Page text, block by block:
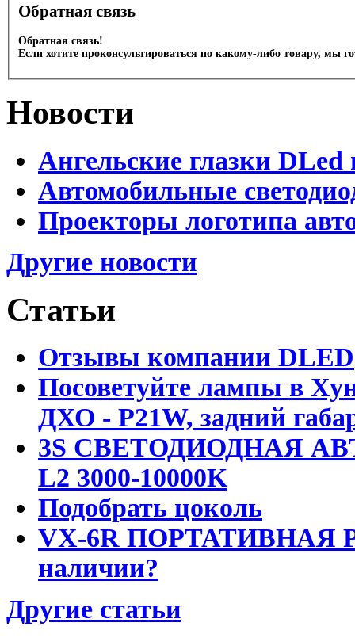
Обратная связь
Обратная связь!
Если хотите проконсультироваться по какому-либо товару, мы
Новости
Ангельские глазки DLed
Автомобильные
Проекторы логотипа
Другие новости
Статьи
Отзывы компании DLED
Посоветуйте лампы в
ДХО - P21W, задний
3S СВЕТОДИОДНАЯ
L2 3000-10000K
Подобрать цоколь
VX-6R ПОРТАТИВНАЯ
наличии?
Другие статьи